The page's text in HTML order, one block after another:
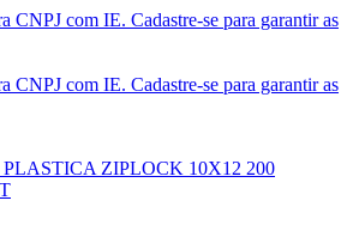
CNPJ com IE. Cadastre-se para garantir as
CNPJ com IE. Cadastre-se para garantir as
ZIPLOCK 10X12 200